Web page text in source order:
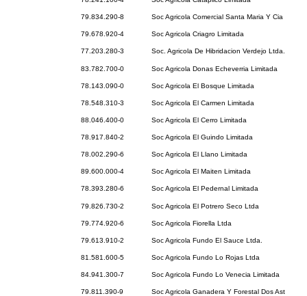
79.834.290-8 Soc Agricola Comercial Santa Maria Y Cia
79.678.920-4 Soc Agricola Criagro Limitada
77.203.280-3 Soc. Agricola De Hibridacion Verdejo Ltda.
83.782.700-0 Soc Agricola Donas Echeverria Limitada
78.143.090-0 Soc Agricola El Bosque Limitada
78.548.310-3 Soc Agricola El Carmen Limitada
88.046.400-0 Soc Agricola El Cerro Limitada
78.917.840-2 Soc Agricola El Guindo Limitada
78.002.290-6 Soc Agricola El Llano Limitada
89.600.000-4 Soc Agricola El Maiten Limitada
78.393.280-6 Soc Agricola El Pedernal Limitada
79.826.730-2 Soc Agricola El Potrero Seco Ltda
79.774.920-6 Soc Agricola Fiorella Ltda
79.613.910-2 Soc Agricola Fundo El Sauce Ltda.
81.581.600-5 Soc Agricola Fundo Lo Rojas Ltda
84.941.300-7 Soc Agricola Fundo Lo Venecia Limitada
79.811.390-9 Soc Agricola Ganadera Y Forestal Dos Ast